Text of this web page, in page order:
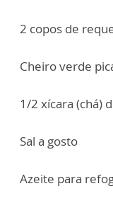
2 copos de
Cheiro verde
1/2 xícara (chá)
Sal a gosto
Azeite para